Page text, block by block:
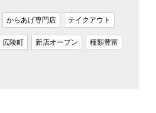
からあげ専門店 テイクアウト
広陵町 新店オープン 種類豊富